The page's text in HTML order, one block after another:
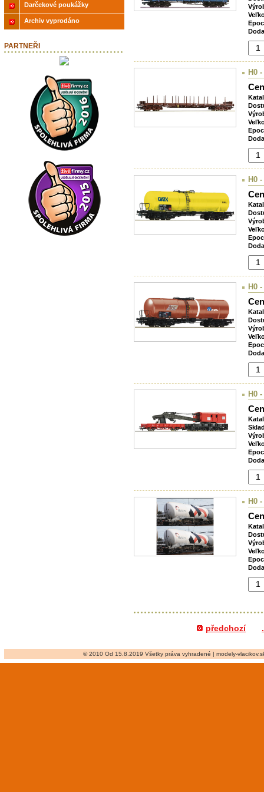
H0
H0
H0
H0
H0
předchozí
Darčekové poukážky
Archiv vyprodáno
PARTNEŘI
© 2010 Od 15.8.2019 Všetky práva vyhradené | modely-